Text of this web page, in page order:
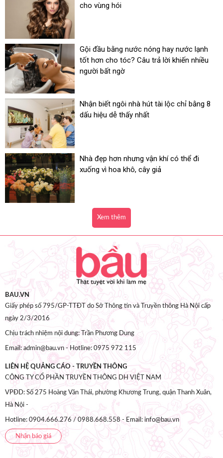
cho vùng hói
Gội đầu bằng nước nóng hay nước lạnh
tốt hơn cho tóc? Câu trả lời khiến nhiều
người bất ngờ
Nhận biết ngôi nhà hút tài lộc chỉ bằng 8
dấu hiệu dễ thấy nhất
Nhà đẹp hơn nhưng vận khí có thể đi
xuống vì hoa khô, cây giả
Xem thêm
BAU.VN
Giấy phép số 795/GP-TTĐT do Sở Thông tin và Truyền thông Hà Nội cấp
ngày 2/3/2016
Chịu trách nhiệm nội dung: Trần Phương Dung
Email: admin@bau.vn - Hotline: 0975 972 115
LIÊN HỆ QUẢNG CÁO - TRUYỀN THÔNG
CÔNG TY CỔ PHẦN TRUYỀN THÔNG DH VIỆT NAM
VPĐD: Số 275 Hoàng Văn Thái, phường Khương Trung, quận Thanh Xuân,
Hà Nội -
Hotline: 0904.666.276 / 0988.668.558 - Email: info@bau.vn
Nhận báo giá